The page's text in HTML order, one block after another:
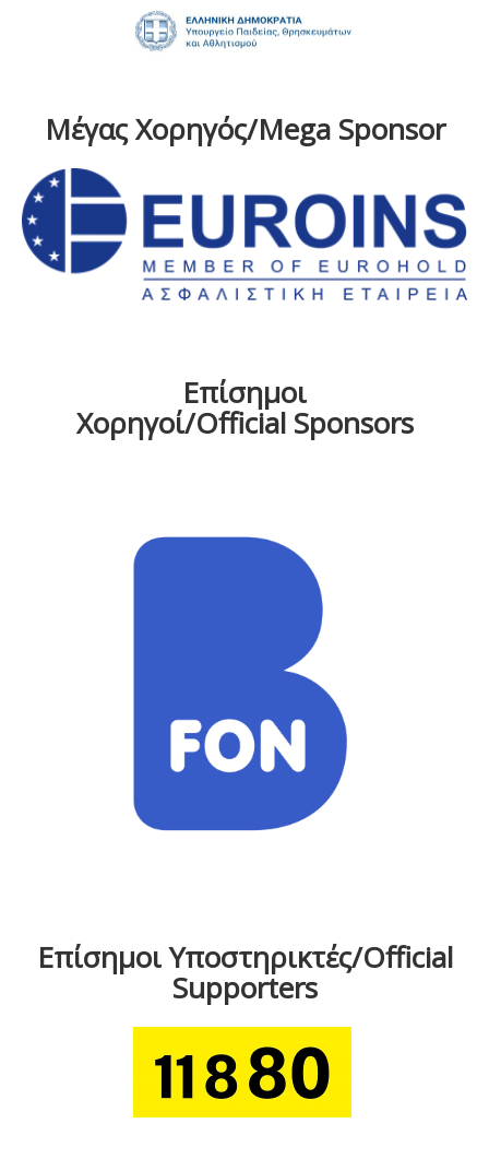
Μέγας Χορηγός/Mega Sponsor
Επίσημοι
Χορηγοί/Official Sponsors
Επίσημοι Υποστηρικτές/Official
Supporters